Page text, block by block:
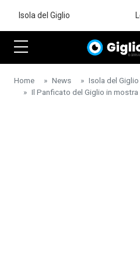
Isola del Giglio
Home News Isola del Giglio
Il Panficato del Giglio in mostra